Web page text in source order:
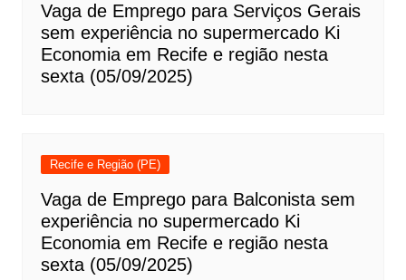
Vaga de Emprego para Serviços Gerais
sem experiência no supermercado Ki
Economia em Recife e região nesta
sexta (05/09/2025)
Recife e Região (PE)
Vaga de Emprego para Balconista sem
experiência no supermercado Ki
Economia em Recife e região nesta
sexta (05/09/2025)